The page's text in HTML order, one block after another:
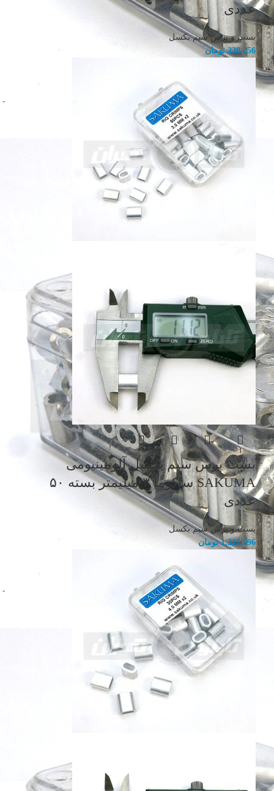
عددی
بست و پرس سیم بکسل
230,256 تومان
بست پرس سیم بکسل آلومینیومی
SAKUMA ساکوما ۳ میلیمتر بسته ۵۰
عددی
بست و پرس سیم بکسل
1,227,096 تومان